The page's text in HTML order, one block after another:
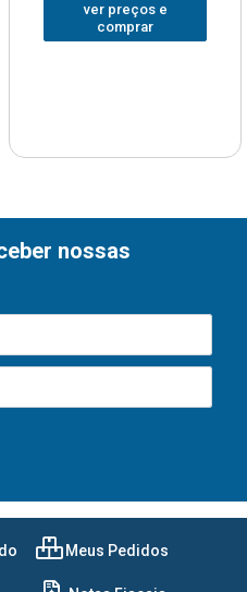
ver preços e
comprar
nossas
Meus Pedidos